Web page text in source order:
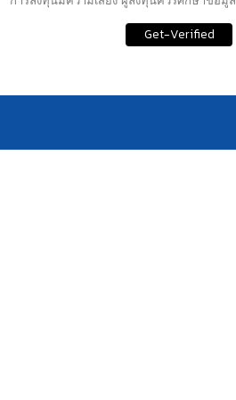
Get-Verified